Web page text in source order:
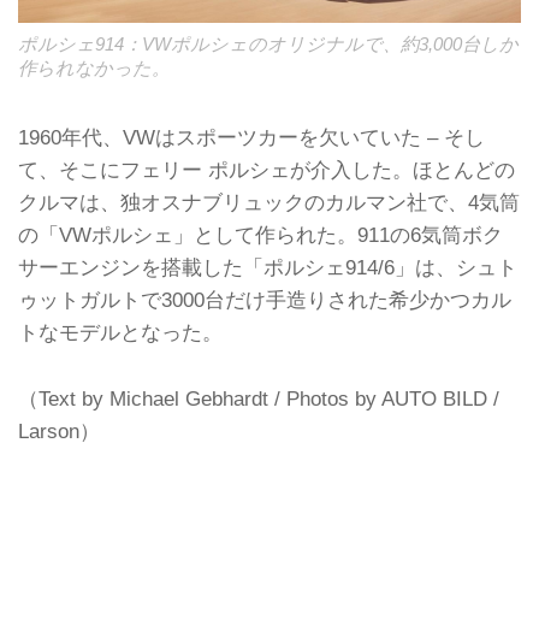
ポルシェ914：VWポルシェのオリジナルで、約3,000台しか
作られなかった。
1960年代、VWはスポーツカーを欠いていた – そし
て、そこにフェリー ポルシェが介入した。ほとんどの
クルマは、独オスナブリュックのカルマン社で、4気筒
の「VWポルシェ」として作られた。911の6気筒ボク
サーエンジンを搭載した「ポルシェ914/6」は、シュト
ゥットガルトで3000台だけ手造りされた希少かつカル
トなモデルとなった。
（Text by Michael Gebhardt / Photos by AUTO BILD /
Larson）